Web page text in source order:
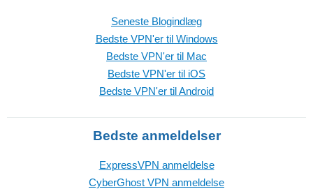
Seneste Blogindlæg
Bedste VPN'er til Windows
Bedste VPN'er til Mac
Bedste VPN'er til iOS
Bedste VPN'er til Android
Bedste anmeldelser
ExpressVPN anmeldelse
CyberGhost VPN anmeldelse